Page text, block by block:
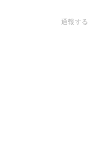
通報する